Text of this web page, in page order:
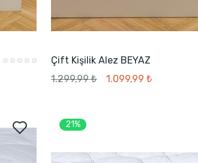
Çift Kişilik Alez BEYAZ
1.299,99 ₺
1.099,99 ₺
21%